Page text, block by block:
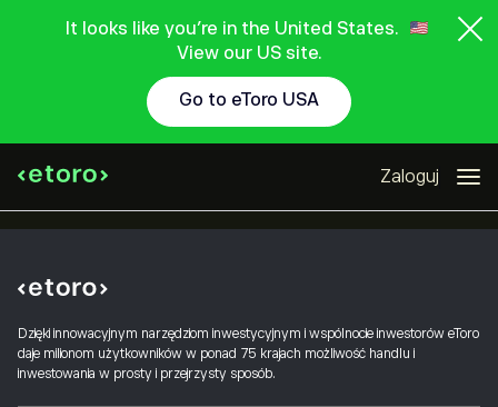
It looks like you're in the United States.
View our US site.
Go to eToro USA
Zaloguj
Dzięki innowacyjnym narzędziom inwestycyjnym i wspólnocie inwestorów eToro
daje milionom użytkowników w ponad 75 krajach możliwość handlu i
inwestowania w prosty i przejrzysty sposób.